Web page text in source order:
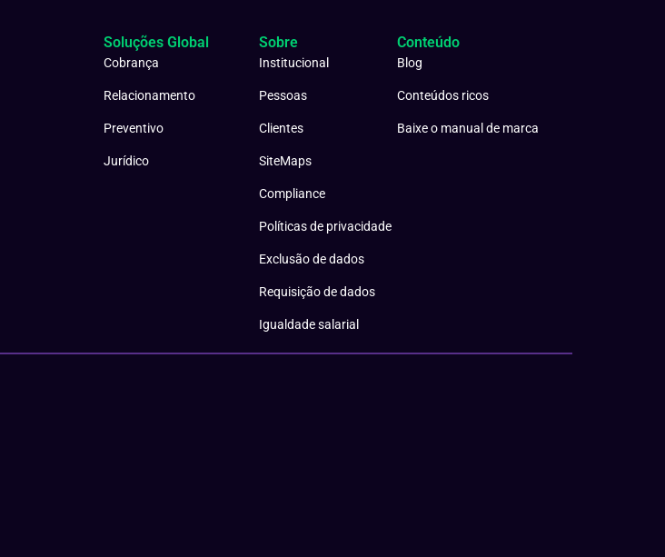
Soluções Global
Cobrança
Relacionamento
Preventivo
Jurídico
Sobre
Institucional
Pessoas
Clientes
SiteMaps
Compliance
Políticas de privacidade
Exclusão de dados
Requisição de dados
Igualdade salarial
Conteúdo
Blog
Conteúdos ricos
Baixe o manual de marca